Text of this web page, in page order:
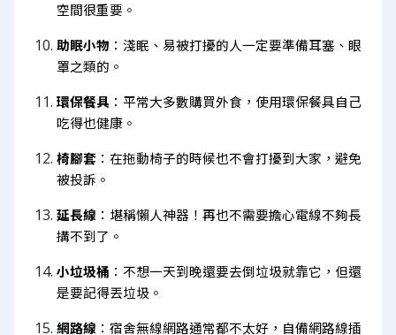
空間很重要。
助眠小物 ：淺眠、易被打擾的人一定要準備耳塞、眼
罩之類的。
環保餐具 ：平常大多數購買外食，使用環保餐具自己
吃得也健康。
椅腳套 ：在拖動椅子的時候也不會打擾到大家，避免
被投訴。
延長線 ：堪稱懶人神器！再也不需要擔心電線不夠長
搆不到了。
小垃圾桶 ：不想一天到晚還要去倒垃圾就靠它，但還
是要記得丟垃圾。
網路線 ：宿舍無線網路通常都不太好，自備網路線插